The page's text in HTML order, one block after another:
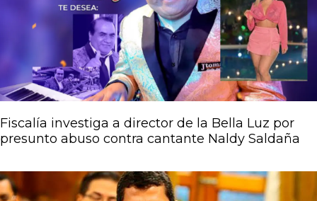
Fiscalía investiga a director de la Bella Luz por
presunto abuso contra cantante Naldy Saldaña